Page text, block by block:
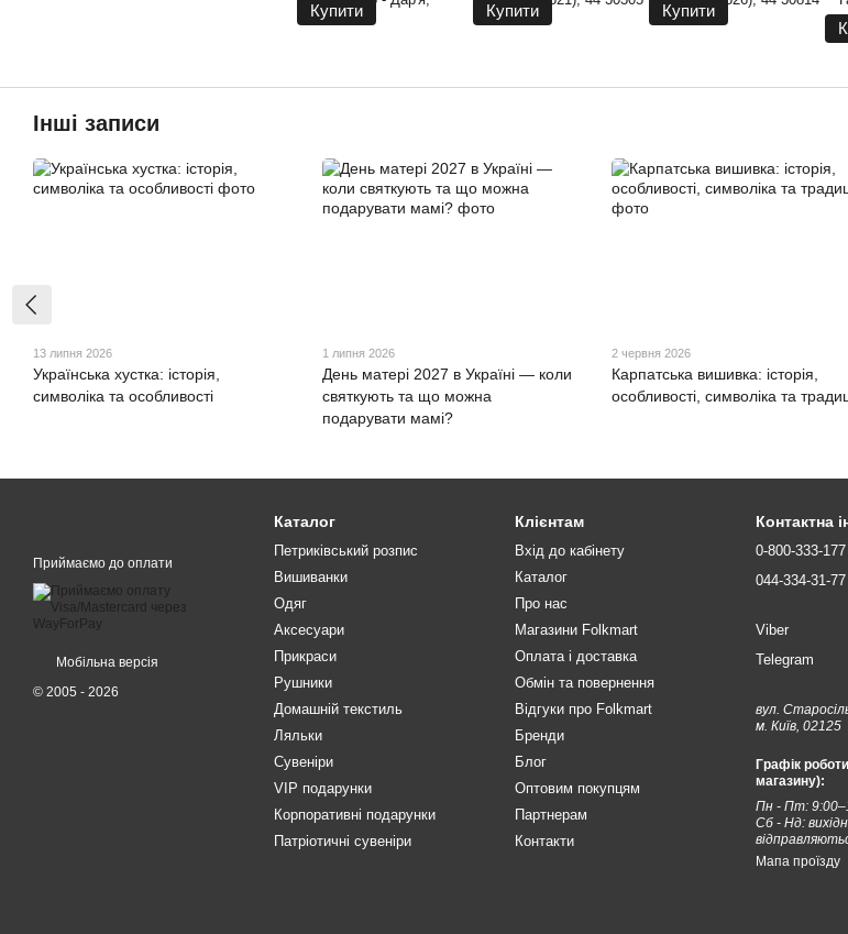
Купити Купити Купити
Інші записи
13 липня 2026
Українська хустка: історія,
символіка та особливості
1 липня 2026
День матері 2027 в Україні — коли
святкують та що можна
подарувати мамі?
2 червня 2026
Карпатська вишивка: історія,
особливості, символіка та
Приймаємо до оплати
Мобільна версія
© 2005 - 2026
Каталог
Петриківський розпис
Вишиванки
Одяг
Аксесуари
Прикраси
Рушники
Домашній текстиль
Ляльки
Сувеніри
VIP подарунки
Корпоративні подарунки
Патріотичні сувеніри
Клієнтам
Вхід до кабінету
Каталог
Про нас
Магазини Folkmart
Оплата і доставка
Обмін та повернення
Відгуки про Folkmart
Бренди
Блог
Оптовим покупцям
Партнерам
Контакти
Контактна
0-800-333-177
044-334-31-77
Viber
Telegram
вул.
м. Київ, 02125
Графік
магазину):
Пн - Пт:
Сб - Нд:
Мапа проїзду